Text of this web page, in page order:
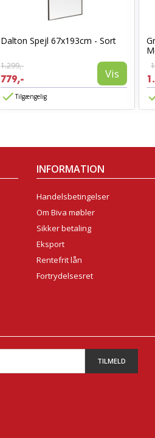
Dalton Spejl 67x193cm - Sort
1.299,-
779,- Vis
Tilgængelig
INFORMATION
Handelsbetingelser
Om Biva møbler
Sikker betaling
Eksport
Rentefrit lån
Fortrydelsesret
TILMELD